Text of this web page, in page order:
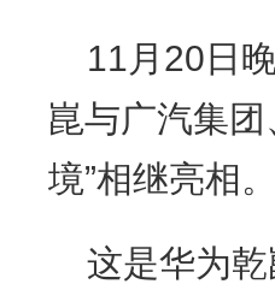
11月20日
崑与广汽集团
境”相继亮相。
这是华为